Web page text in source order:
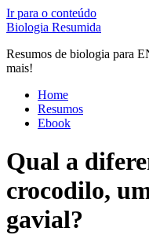
Ir para o conteúdo
Biologia Resumida
Resumos de biologia para
mais!
Home
Resumos
Ebook
Qual a
crocodilo,
gavial?